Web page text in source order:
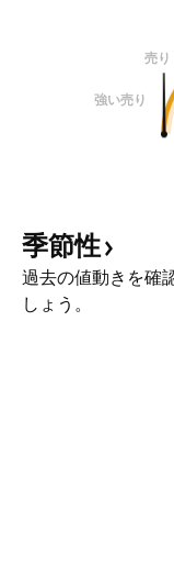
売り
強い売り
季節性
過去の値動きを確
しょう。